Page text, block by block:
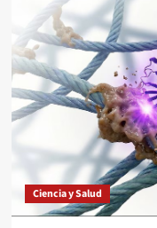
Ciencia y Salud